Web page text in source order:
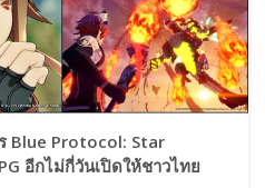
Blue Protocol: Star
อีกไม่กี่วันเปิดให้ชาวไทย